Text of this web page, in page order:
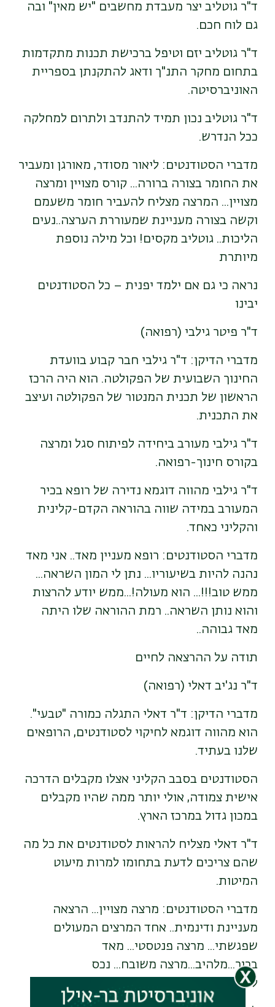
ד"ר גוטליב יצר מעבדת מחשבים "יש מאין" ובה
גם לוח חכם.
ד"ר גוטליב יזם וטיפל ברכישת תכנות מתקדמות
בתחום מחקר התנ"ך ודאג להתקנתן בספריית
האוניברסיטה.
ד"ר גוטליב נכון תמיד להתנדב ולתרום למחלקה
ככל הנדרש.
מדברי הסטודנטים: ליאור מסודר, מאורגן ומעביר
את החומר בצורה ברורה... קורס מצויין ומרצה
מצויין... המרצה מצליח להעביר חומר משעמם
וקשה בצורה מעניינת שמעוררת הערצה..נעים
הליכות.. גוטליב מקסים! וכל מילה נוספת
מיותרת
נראה כי גם אם ילמד יפנית – כל הסטודנטים
יבינו
ד"ר פיטר גילבי (רפואה)
מדברי הדיקן: ד"ר גילבי חבר קבוע בוועדת
החינוך השבועית של הפקולטה. הוא היה הרכז
הראשון של תכנית המנטור של הפקולטה ועיצב
את התכנית.
ד"ר גילבי מעורב ביחידה לפיתוח סגל ומרצה
בקורס חינוך-רפואה.
ד"ר גילבי מהווה דוגמא נדירה של רופא בכיר
המעורב במידה שווה בהוראה הקדם-קלינית
והקליני כאחד.
מדברי הסטודנטים: רופא מעניין מאד.. אני מאד
נהנה להיות בשיעוריו... נתן לי המון השראה...
ממש טוב!!!... הוא מעולה!...ממש יודע להרצות
והוא נותן השראה.. רמת ההוראה שלו היתה
מאד גבוהה..
תודה על ההרצאה לחיים
ד"ר נג'יב דאלי (רפואה)
מדברי הדיקן: ד"ר דאלי התגלה כמורה "טבעי".
הוא מהווה דוגמא לחיקוי לסטודנטים, הרופאים
שלנו בעתיד.
הסטודנטים בסבב הקליני אצלו מקבלים הדרכה
אישית צמודה, אולי יותר ממה שהיו מקבלים
במכון גדול במרכז הארץ.
ד"ר דאלי מצליח להראות לסטודנטים את כל מה
שהם צריכים לדעת בתחומו למרות מיעוט
המיטות.
מדברי הסטודנטים: מרצה מצויין... הרצאה
מעניינת ודינמית.. אחד המרצים המעולים
שפגשתי... מרצה פנטסטי... מאד
ברור...מלהיב...מרצה משובח... נכס
לפקולטה...שרק יירבו רופאים כמוהו...